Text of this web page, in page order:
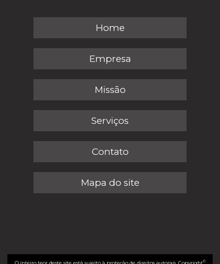
Home
Empresa
Missão
Serviços
Contato
Mapa do site
©